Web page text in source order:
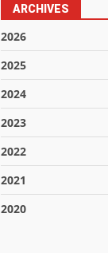
ARCHIVES
2026
2025
2024
2023
2022
2021
2020